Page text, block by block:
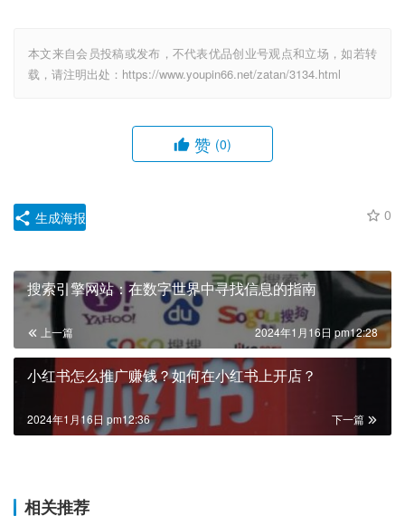
本文来自会员投稿或发布，不代表优品创业号观点和立场，如若转
载，请注明出处：https://www.youpin66.net/zatan/3134.html
赞 (0)
0
生成海报
搜索引擎网站：在数字世界中寻找信息的指南
上一篇 2024年1月16日 pm12:28
小红书怎么推广赚钱？如何在小红书上开店？
下一篇
2024年1月16日 pm12:36
相关推荐